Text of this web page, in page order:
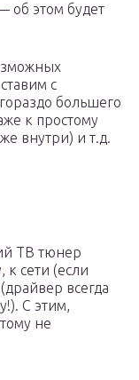
об этом будет
с
большего
к простому
внутри) и т.д.
ТВ тюнер
к сети (если
всегда
С этим,
не